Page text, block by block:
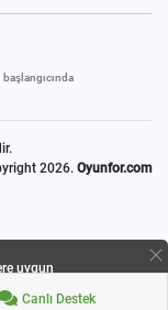
Canlı Destek
2026. Oyunfor.com
uygun